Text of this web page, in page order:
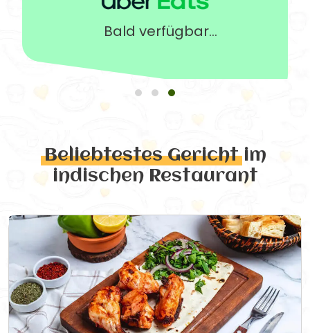
Bald verfügbar...
Beliebtestes Gerichtim
indischen Restaurant